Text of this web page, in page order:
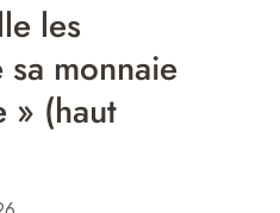
les
monnaie
» (haut